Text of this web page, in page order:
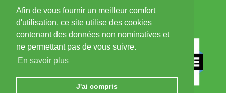
Afin de vous fournir un meilleur comfort
d'utilisation, ce site utilise des cookies
contenant des données non nominatives et
ne permettant pas de vous suivre.
En savoir plus
J'ai compris